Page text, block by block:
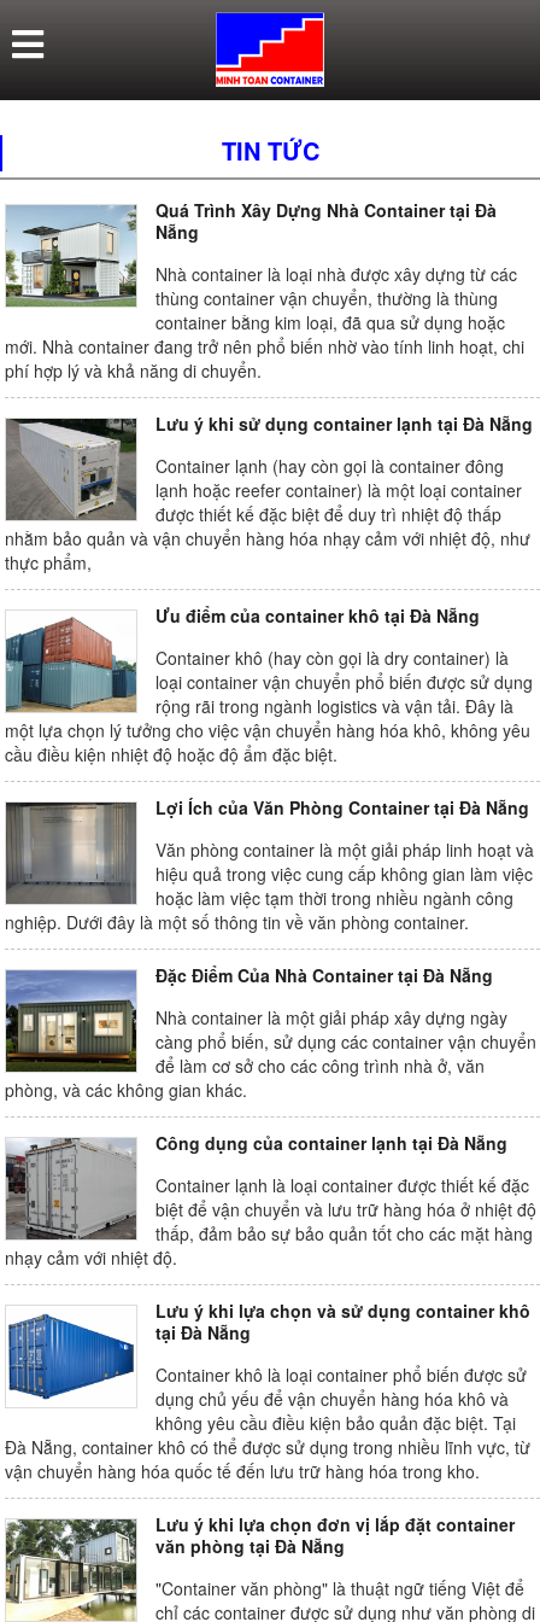
TIN TỨC
Quá Trình Xây Dựng Nhà Container tại Đà
Nẵng
Nhà container là loại nhà được xây dựng từ các
thùng container vận chuyển, thường là thùng
container bằng kim loại, đã qua sử dụng hoặc
mới. Nhà container đang trở nên phổ biến nhờ vào tính linh hoạt, chi
phí hợp lý và khả năng di chuyển.
Lưu ý khi sử dụng container lạnh tại Đà Nẵng
Container lạnh (hay còn gọi là container đông
lạnh hoặc reefer container) là một loại container
được thiết kế đặc biệt để duy trì nhiệt độ thấp
nhằm bảo quản và vận chuyển hàng hóa nhạy cảm với nhiệt độ, như
thực phẩm,
Ưu điểm của container khô tại Đà Nẵng
Container khô (hay còn gọi là dry container) là
loại container vận chuyển phổ biến được sử dụng
rộng rãi trong ngành logistics và vận tải. Đây là
một lựa chọn lý tưởng cho việc vận chuyển hàng hóa khô, không yêu
cầu điều kiện nhiệt độ hoặc độ ẩm đặc biệt.
Lợi Ích của Văn Phòng Container tại Đà Nẵng
Văn phòng container là một giải pháp linh hoạt và
hiệu quả trong việc cung cấp không gian làm việc
hoặc làm việc tạm thời trong nhiều ngành công
nghiệp. Dưới đây là một số thông tin về văn phòng container.
Đặc Điểm Của Nhà Container tại Đà Nẵng
Nhà container là một giải pháp xây dựng ngày
càng phổ biến, sử dụng các container vận chuyển
để làm cơ sở cho các công trình nhà ở, văn
phòng, và các không gian khác.
Công dụng của container lạnh tại Đà Nẵng
Container lạnh là loại container được thiết kế đặc
biệt để vận chuyển và lưu trữ hàng hóa ở nhiệt độ
thấp, đảm bảo sự bảo quản tốt cho các mặt hàng
nhạy cảm với nhiệt độ.
Lưu ý khi lựa chọn và sử dụng container khô
tại Đà Nẵng
Container khô là loại container phổ biến được sử
dụng chủ yếu để vận chuyển hàng hóa khô và
không yêu cầu điều kiện bảo quản đặc biệt. Tại
Đà Nẵng, container khô có thể được sử dụng trong nhiều lĩnh vực, từ
vận chuyển hàng hóa quốc tế đến lưu trữ hàng hóa trong kho.
Lưu ý khi lựa chọn đơn vị lắp đặt container
văn phòng tại Đà Nẵng
"Container văn phòng" là thuật ngữ tiếng Việt để
chỉ các container được sử dụng như văn phòng di